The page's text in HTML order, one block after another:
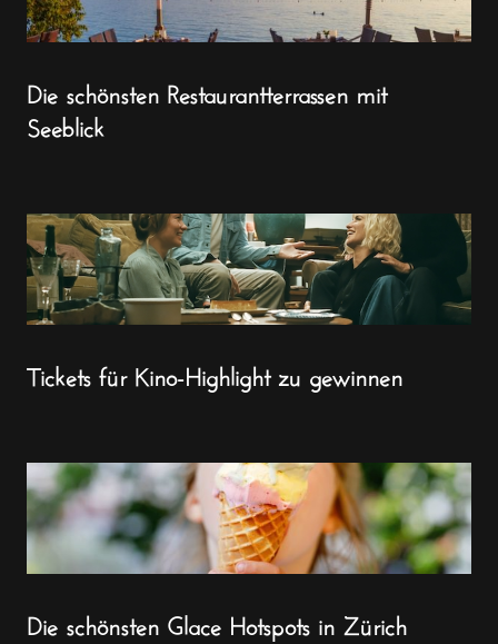
Die schönsten Restaurantterrassen mit
Seeblick
Tickets für Kino-Highlight zu gewinnen
Die schönsten Glace Hotspots in Zürich